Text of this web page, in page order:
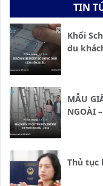
TIN
Khối
du
MẪU
NGOÀI
Thủ tục